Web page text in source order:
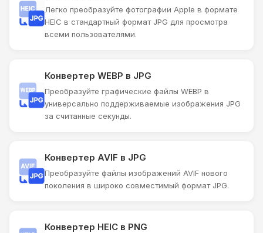
Легко преобразуйте фотографии Apple в формате
HEIC в стандартный формат JPG для просмотра
всеми пользователями.
Конвертер WEBP в JPG
Преобразуйте графические файлы WEBP в
универсально поддерживаемые изображения JPG
за считанные секунды.
Конвертер AVIF в JPG
Преобразуйте файлы изображений AVIF нового
поколения в широко совместимый формат JPG.
Конвертер HEIC в PNG